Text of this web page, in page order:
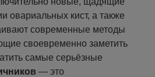
овариальных кист, а также
современные методы
своевременно заметить
самые серьёзные
— это